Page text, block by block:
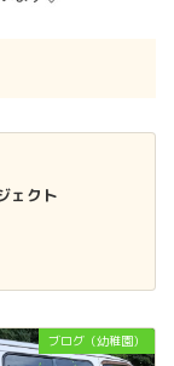
ェクト
ブログ（幼稚園）